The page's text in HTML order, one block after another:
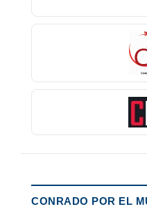
CONRADO POR EL